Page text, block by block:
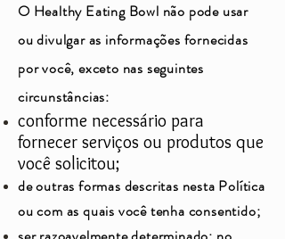
O Healthy Eating Bowl não pode usar
ou divulgar as informações fornecidas
por você, exceto nas seguintes
circunstâncias:
conforme necessário para
fornecer serviços ou produtos que
você solicitou;
de outras formas descritas nesta Política
ou com as quais você tenha consentido;